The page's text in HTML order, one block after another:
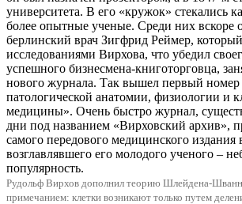
университета. В его «кружок» стекались
более опытные ученые. Среди них вскоре
берлинский врач Зигфрид Реймер,
исследованиями Вирхова, что убедил
успешного бизнесмена-книготорговца,
нового журнала. Так вышел первый
патологической анатомии, физиологии и
медицины». Очень быстро журнал,
дни под названием «Вирховский архив»,
самого передового медицинского
возглавлявшего его молодого ученого –
популярность.
Рудольф Вирхов дополнил теорию Шлейдена-
примечанием: клетки возникают только путем